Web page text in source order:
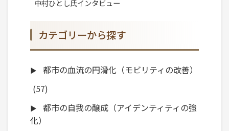
中村ひとし氏インタビュー
カテゴリーから探す
都市の血流の円滑化（モビリティの改善）
(57)
都市の自我の醸成（アイデンティティの強
化）